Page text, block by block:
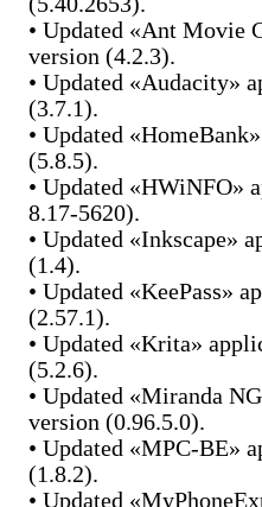
• Updated «Ant Movie
version (4.2.3).
• Updated «Audacity»
(3.7.1).
• Updated
(5.8.5).
• Updated «HWiNFO»
8.17-5620).
• Updated «Inkscape»
(1.4).
• Updated «KeePass»
(2.57.1).
• Updated «Krita»
(5.2.6).
• Updated «Miranda
version (0.96.5.0).
• Updated «MPC-BE»
(1.8.2).
• Updated